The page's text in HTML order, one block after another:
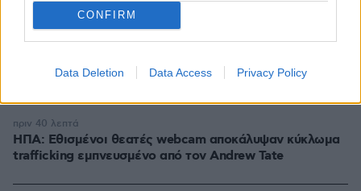
CONFIRM
Data Deletion Data Access Privacy Policy
Glass nails: Η μίνιμαλ και κομψή τάση που κυριαρχεί στο
καλοκαιρινό μανικιούρ
πριν 30 λεπτά
Η μυστικιστική ατμόσφαιρα του απολιθωμένου δάσους
ΗΠΑ: Εθισμένοι θεατές webcam αποκάλυψαν κύκλωμα
trafficking εμπνευσμένο από τον Andrew Tate
πριν 40 λεπτά